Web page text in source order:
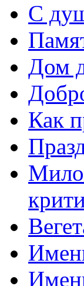
С
Дом
Как